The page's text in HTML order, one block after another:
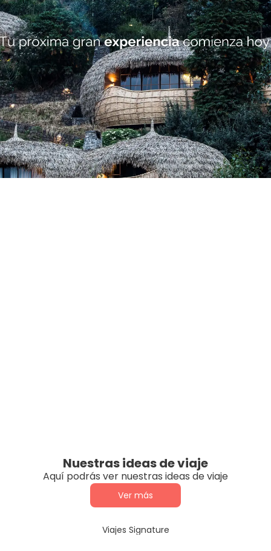
Nuestras ideas de viaje
Aquí podrás ver nuestras ideas de viaje
Ver más
Viajes Signature